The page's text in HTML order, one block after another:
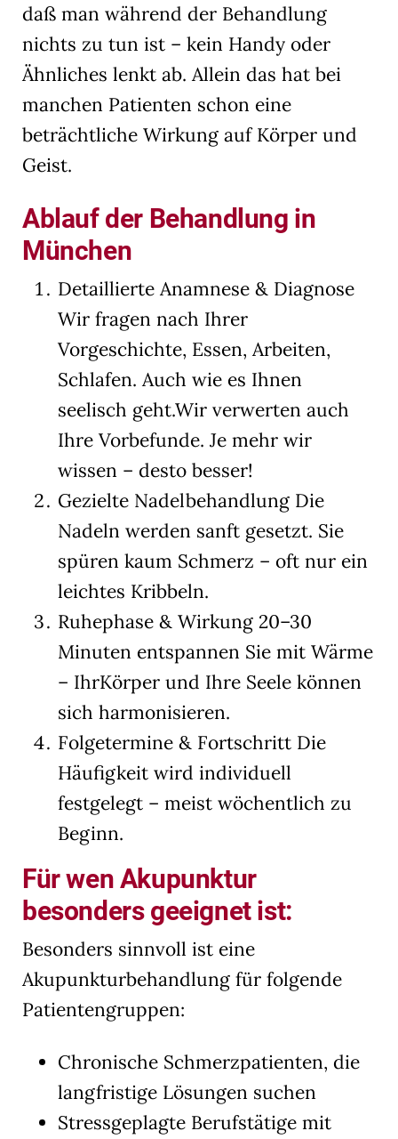
daß man während der Behandlung
nichts zu tun ist – kein Handy oder
Ähnliches lenkt ab. Allein das hat bei
manchen Patienten schon eine
beträchtliche Wirkung auf Körper und
Geist.
Ablauf der Behandlung in
München
Detaillierte Anamnese & Diagnose
Wir fragen nach Ihrer
Vorgeschichte, Essen, Arbeiten,
Schlafen. Auch wie es Ihnen
seelisch geht.Wir verwerten auch
Ihre Vorbefunde. Je mehr wir
wissen – desto besser!
Gezielte Nadelbehandlung Die
Nadeln werden sanft gesetzt. Sie
spüren kaum Schmerz – oft nur ein
leichtes Kribbeln.
Ruhephase & Wirkung 20–30
Minuten entspannen Sie mit Wärme
– IhrKörper und Ihre Seele können
sich harmonisieren.
Folgetermine & Fortschritt Die
Häufigkeit wird individuell
festgelegt – meist wöchentlich zu
Beginn.
Für wen Akupunktur
besonders geeignet ist:
Besonders sinnvoll ist eine
Akupunkturbehandlung für folgende
Patientengruppen:
Chronische Schmerzpatienten, die
langfristige Lösungen suchen
Stressgeplagte Berufstätige mit